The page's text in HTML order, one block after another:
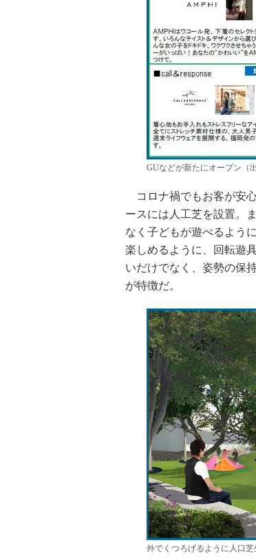
GUなどが新たにオープン（
コロナ禍でもお客が安
ースには人工芝を設置。
なく子どもが遊べるよう
楽しめるように、回転遊
いだけでなく、姿勢の保
が特徴だ。
外でくつろげるように人口芝